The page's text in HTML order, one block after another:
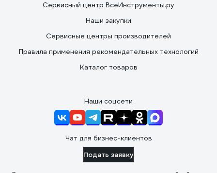
Сервисный центр ВсеИнструменты.ру
Наши закупки
Сервисные центры производителей
Правила применения рекомендательных технологий
Каталог товаров
Наши соцсети
Чат для бизнес-клиентов
Подать заявку